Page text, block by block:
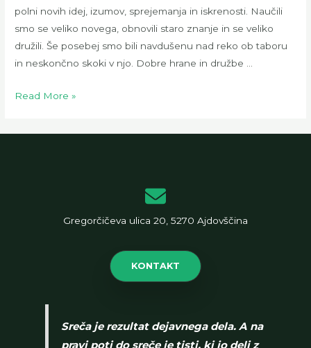
polni novih idej, izumov, sprejemanja in iskrenosti. Naučili
smo se veliko novega, obnovili staro znanje in se veliko
družili. Še posebej smo bili navdušenu nad reko ob taboru
in neskončno skoki v njo. Dobre hrane in družbe …
Tabor
Read More »
Gregorčičeva ulica 20, 5270 Ajdovščina
KONTAKT
Sreča je rezultat dejavnega dela. A na
pravi poti do sreče je tisti, ki jo deli z